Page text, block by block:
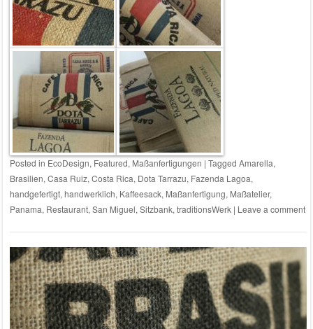
Posted in EcoDesign, Featured, Maßanfertigungen | Tagged Amarella,
Brasilien, Casa Ruiz, Costa Rica, Dota Tarrazu, Fazenda Lagoa,
handgefertigt, handwerklich, Kaffeesack, Maßanfertigung, Maßatelier,
Panama, Restaurant, San Miguel, Sitzbank, traditionsWerk | Leave a comment